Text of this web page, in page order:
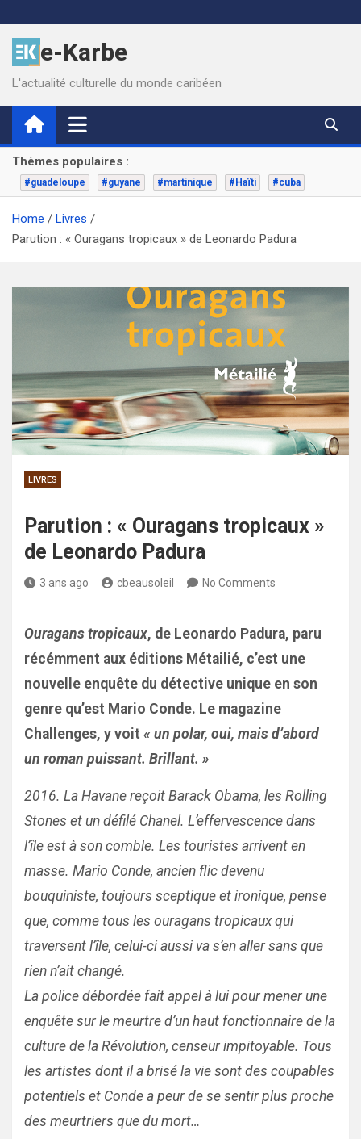
to
contente-Karbe
L'actualité culturelle du monde caribéen
Thèmes populaires :
#guadeloupe #guyane #martinique #Haïti #cuba
Home
Livres
Parution : « Ouragans tropicaux » de Leonardo Padura
LIVRES
Parution : « Ouragans tropicaux »
de Leonardo Padura
3 ans ago cbeausoleil No Comments
Ouragans tropicaux, de Leonardo Padura, paru
récémment aux éditions Métailié, c’est une
nouvelle enquête du détective unique en son
genre qu’est Mario Conde. Le magazine
Challenges, y voit « un polar, oui, mais d’abord
un roman puissant. Brillant. »
2016. La Havane reçoit Barack Obama, les Rolling
Stones et un défilé Chanel. L’effervescence dans
l’île est à son comble. Les touristes arrivent en
masse. Mario Conde, ancien flic devenu
bouquiniste, toujours sceptique et ironique, pense
que, comme tous les ouragans tropicaux qui
traversent l’île, celui-ci aussi va s’en aller sans que
rien n’ait changé.
La police débordée fait appel à lui pour mener une
enquête sur le meurtre d’un haut fonctionnaire de la
culture de la Révolution, censeur impitoyable. Tous
les artistes dont il a brisé la vie sont des coupables
potentiels et Conde a peur de se sentir plus proche
des meurtriers que du mort…